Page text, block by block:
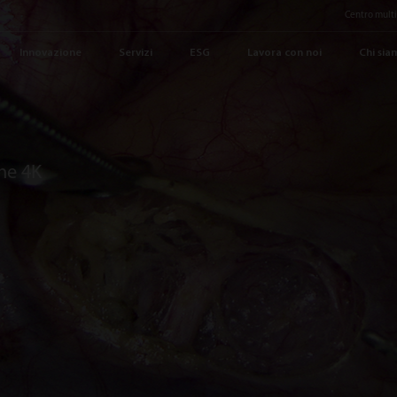
Innovazione Servizi ESG Lavora con noi Chi
Centro
4K